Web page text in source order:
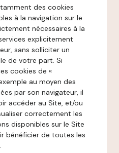
des cookies
à la navigation sur le
nécessaires à la
explicitement
sans solliciter un
de votre part. Si
cookies de «
au moyen des
par son navigateur, il
accéder au Site, et/ou
correctement les
disponibles sur le Site
bénéficier de toutes les